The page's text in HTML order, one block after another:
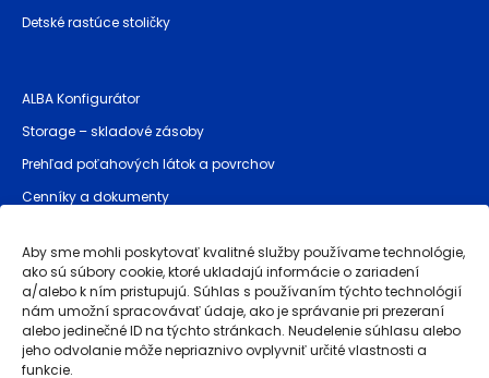
Aby sme mohli poskytovať kvalitné služby používame technológie,
ako sú súbory cookie, ktoré ukladajú informácie o zariadení
a/alebo k ním pristupujú. Súhlas s používaním týchto technológií
nám umožní spracovávať údaje, ako je správanie pri prezeraní
alebo jedinečné ID na týchto stránkach. Neudelenie súhlasu alebo
jeho odvolanie môže nepriaznivo ovplyvniť určité vlastnosti a
funkcie.
Detské rastúce stoličky
ALBA Konfigurátor
Storage – skladové zásoby
Prehľad poťahových látok a povrchov
Cenníky a dokumenty
Prevádzkovateľ stránky
Obchodné podmienky
Reklamácie a záruka akosti